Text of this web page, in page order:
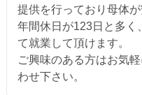
提供を行っており母体が
年間休日が123日と多く
て就業して頂けます。
ご興味のある方はお気
わせ下さい。